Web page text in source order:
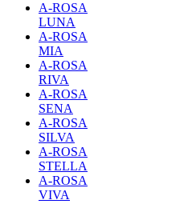
A-ROSA
LUNA
A-ROSA
MIA
A-ROSA
RIVA
A-ROSA
SENA
A-ROSA
SILVA
A-ROSA
STELLA
A-ROSA
VIVA